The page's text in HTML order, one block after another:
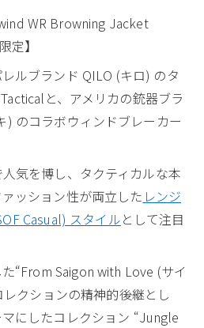
WR Browning Jacket
定】
ルブランド QILO (キロ) のタ
と、アメリカの銃器ブラ
) のコラボウィンドブレーカー
気を博し、タクティカルな本
ッション性が両立した レンジ
Casual) スタイルとして注目
“From Saigon with Love (サイ
クションの精神的後継とし
にしたコレクション “Jungle